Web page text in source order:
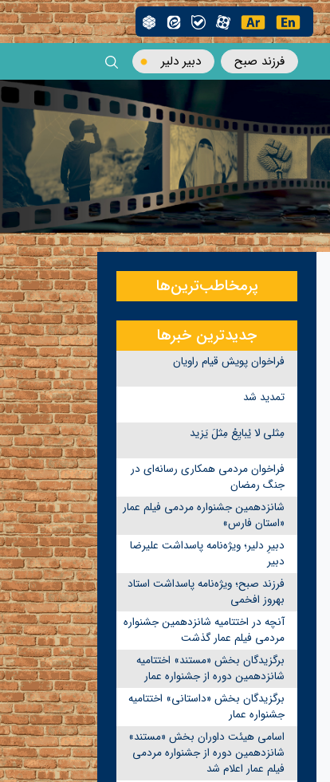
فرزند صبح دبیر دلیر
پرمخاطب‌ترین‌ها
جدیدترین خبرها
فراخوان پویش قیام راویان
تمدید شد
مِثلی لا یُبایِعُ مِثلَ یَزید
فراخوان مردمی همکاری رسانه‌ای در
جنگ رمضان
شانزدهمین جشنواره مردمی فیلم عمار
«استان فارس»
دبیرِ دلیر؛ ویژه‌نامه پاسداشت علیرضا
دبیر
فرزند صبح؛ ویژه‌نامه پاسداشت استاد
بهروز افخمی
آنچه در اختتامیه شانزدهمین جشنواره
مردمی فیلم عمار گذشت
برگزیدگان بخش «مستند» اختتامیه
شانزدهمین دوره از جشنواره عمار
برگزیدگان بخش «داستانی» اختتامیه
جشنواره عمار
اسامی هیئت داوران بخش «مستند»
شانزدهمین دوره از جشنواره مردمی
فیلم عمار اعلام شد